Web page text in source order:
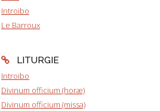
Introibo
Le Barroux
LITURGIE
Introibo
Divinum officium (horæ)
Divinum officium (missa)